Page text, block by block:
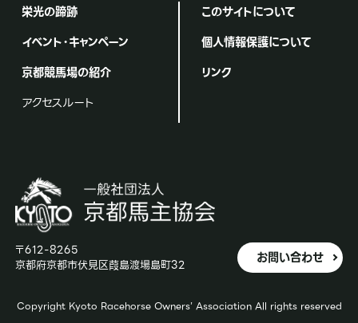
栄光の蹄跡
イベント・キャンペーン
京都競馬場の紹介
アクセスルート
このサイトについて
個人情報保護について
リンク
〒612-8265
京都府京都市伏見区葭島渡場島町32
お問い合わせ
Copyright Kyoto Racehorse Owners’ Association All rights reserved